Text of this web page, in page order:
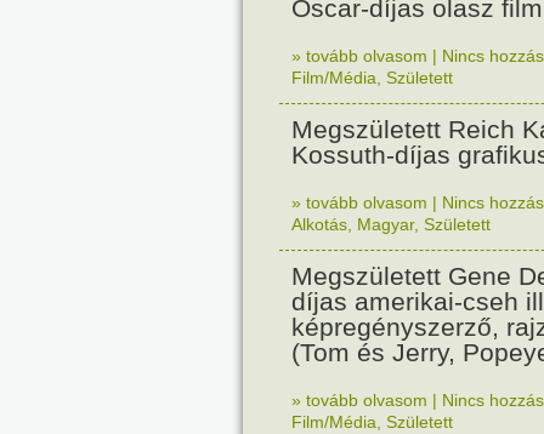
Oscar-díjas olasz
» tovább olvasom | Nincs
Film/Média Született
Megszületett Reich
Kossuth-díjas
» tovább olvasom | Nincs
Alkotás Magyar, Született
Megszületett Gene
díjas amerikai-cseh
képregényszerző,
(Tom és Jerry,
» tovább olvasom | Nincs
Film/Média Született